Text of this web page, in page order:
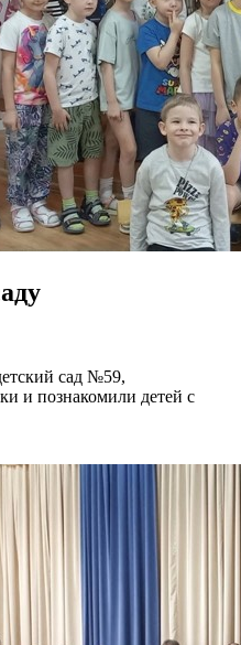
сад №59,
и познакомили детей с